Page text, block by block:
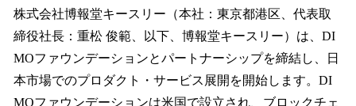
株式会社博報堂キースリー（本社：東京都港区、代表取
締役社長：重松 俊範、以下、博報堂キースリー）は、DI
MOファウンデーションとパートナーシップを締結し、日
本市場でのプロダクト・サービス展開を開始します。DI
MOファウンデーションは米国で設立され、ブロックチェ